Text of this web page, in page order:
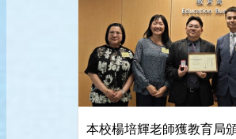
本校楊培輝老師獲教育局